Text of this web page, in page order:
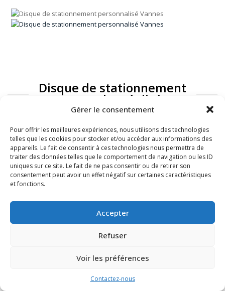
Gérer le consentement
Pour offrir les meilleures expériences, nous utilisons des technologies
telles que les cookies pour stocker et/ou accéder aux informations des
appareils. Le fait de consentir à ces technologies nous permettra de
traiter des données telles que le comportement de navigation ou les ID
uniques sur ce site. Le fait de ne pas consentir ou de retirer son
consentement peut avoir un effet négatif sur certaines caractéristiques
et fonctions.
Accepter
Refuser
Voir les préférences
Contactez-nous
Disque de stationnement
: exemples réalisés
FAQ Mentions légales